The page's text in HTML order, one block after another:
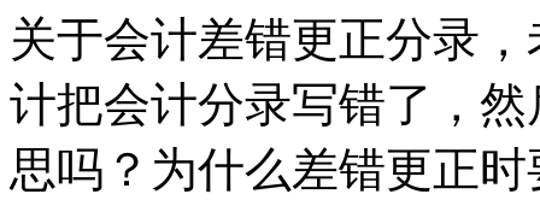
关于会计差错更正分录
计把会计分录写错了，
思吗？为什么差错更正